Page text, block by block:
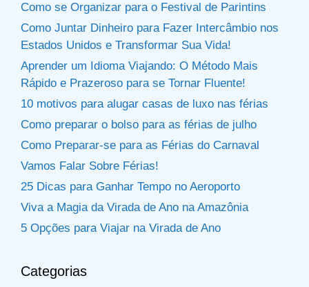
Como se Organizar para o Festival de Parintins
Como Juntar Dinheiro para Fazer Intercâmbio nos
Estados Unidos e Transformar Sua Vida!
Aprender um Idioma Viajando: O Método Mais
Rápido e Prazeroso para se Tornar Fluente!
10 motivos para alugar casas de luxo nas férias
Como preparar o bolso para as férias de julho
Como Preparar-se para as Férias do Carnaval
Vamos Falar Sobre Férias!
25 Dicas para Ganhar Tempo no Aeroporto
Viva a Magia da Virada de Ano na Amazônia
5 Opções para Viajar na Virada de Ano
Categorias